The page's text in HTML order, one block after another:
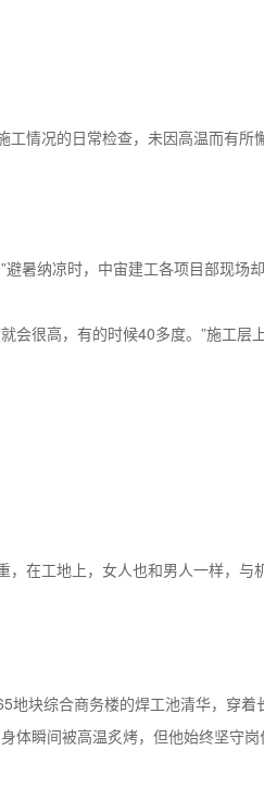
工情况的日常检查，未因高温而有所
避暑纳凉时，中宙建工各项目部现场
会很高，有的时候40多度。”施工
，在工地上，女人也和男人一样，
地块综合商务楼的焊工池清华，穿
瞬间被高温炙烤，但他始终坚守岗